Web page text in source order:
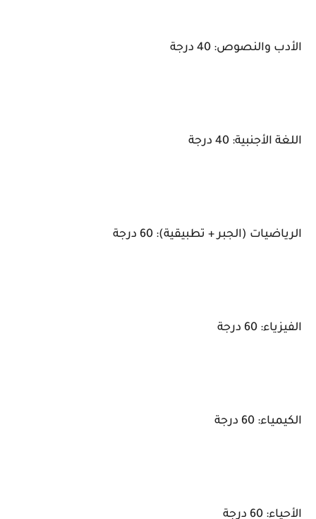
الأدب والنصوص: 40 درجة
اللغة الأجنبية: 40 درجة
الرياضيات (الجبر + تطبيقية): 60 درجة
الفيزياء: 60 درجة
الكيمياء: 60 درجة
الأحياء: 60 درجة